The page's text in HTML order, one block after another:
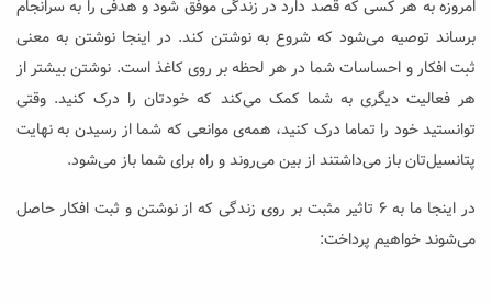
امروزه به هر کسی که قصد دارد در زندگی موفق شود و هدفی را به سرانجام
برساند توصیه می‌شود که شروع به نوشتن کند. در اینجا نوشتن به معنی
ثبت افکار و احساسات شما در هر لحظه بر روی کاغذ است. نوشتن بیشتر از
هر فعالیت دیگری به شما کمک می‌کند که خودتان را درک کنید. وقتی
توانستید خود را تماما درک کنید، همه‌ی موانعی که شما از رسیدن به نهایت
پتانسیل‌تان باز می‌داشتند از بین می‌روند و راه برای شما باز می‌شود.
در اینجا ما به ۶ تاثیر مثبت بر روی زندگی که از نوشتن و ثبت افکار حاصل
می‌شوند خواهیم پرداخت: